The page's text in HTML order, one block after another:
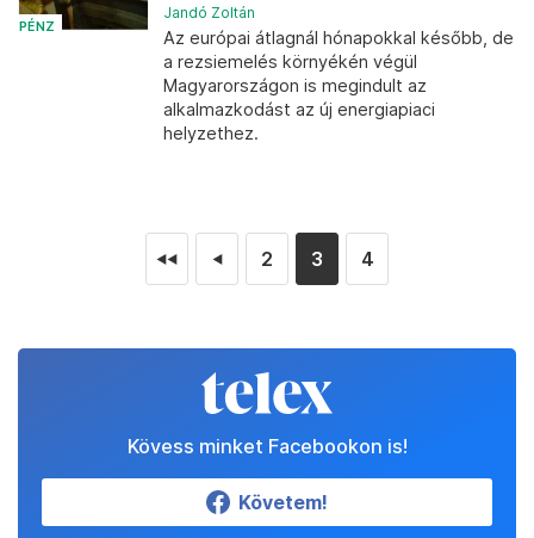
PÉNZ
Jandó Zoltán
Az európai átlagnál hónapokkal később, de
a rezsiemelés környékén végül
Magyarországon is megindult az
alkalmazkodást az új energiapiaci
helyzethez.
◄◄ ◄ 2 3 4
Kövess minket Facebookon is!
Követem!